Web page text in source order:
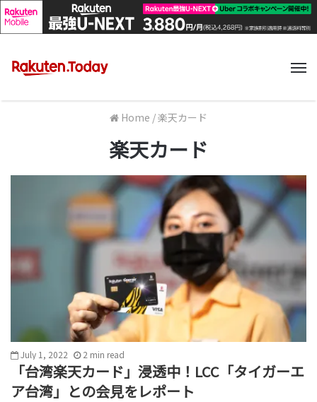
Home /楽天カード
楽天カード
July 1, 2022 2 min read
「台湾楽天カード」浸透中！LCC「タイガーエ
ア台湾」との会見をレポート